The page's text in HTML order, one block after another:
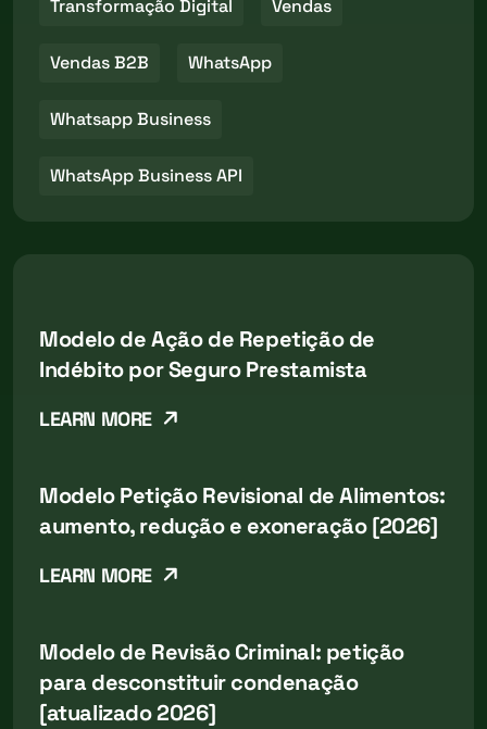
Transformação Digital Vendas
Vendas B2B WhatsApp
Whatsapp Business
WhatsApp Business API
Modelo de Ação de Repetição de
Indébito por Seguro Prestamista
LEARN MORE
Modelo Petição Revisional de Alimentos:
aumento, redução e exoneração [2026]
LEARN MORE
Modelo de Revisão Criminal: petição
para desconstituir condenação
[atualizado 2026]